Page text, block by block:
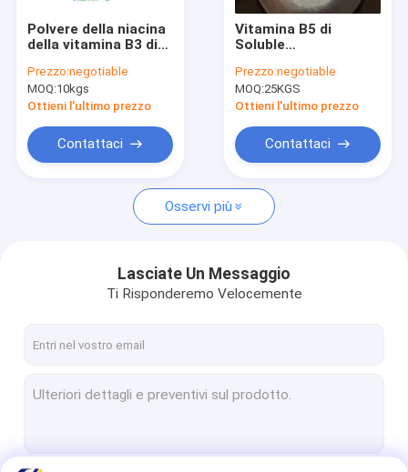
preservativi del commestibile
Edulcorante
Agente di stabilizzazione
Fosfati del commestibile
Emulsionanti degli ingredienti alimentari
Polvere della niacina
della vitamina B3 di
additivi della
vitamina del
commestibile
Prezzo:negotiable
MOQ:10kgs
Ottieni l'ultimo prezzo
Contattaci
Vitamina B5 di
Soluble
Calcium
C18H32CaN2O10
Panthenol della
Prezzo:negotiable
MOQ:25KGS
Ottieni l'ultimo prezzo
Contattaci
Osservi più
Lasciate Un Messaggio
Ti Risponderemo Velocemente